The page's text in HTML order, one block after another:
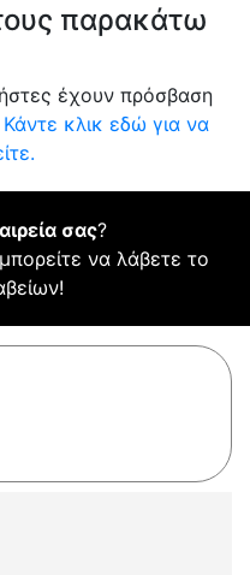
παρακάτω
έχουν πρόσβαση
Κάντε κλικ εδώ για να
σας?
να λάβετε το